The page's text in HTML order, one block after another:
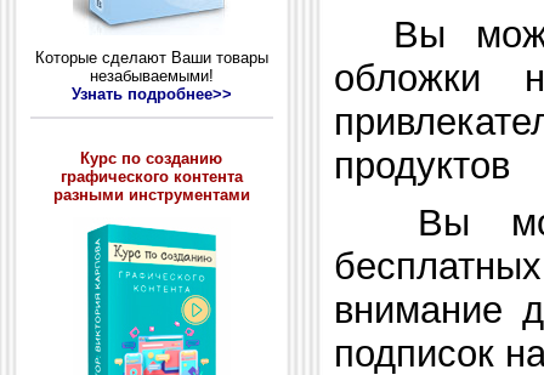
Которые сделают Ваши товары
незабываемыми!
Узнать подробнее>>
Курс по созданию
графического контента
разными инструментами
Вы
обложки
продуктов
Вы
внимание
подписок